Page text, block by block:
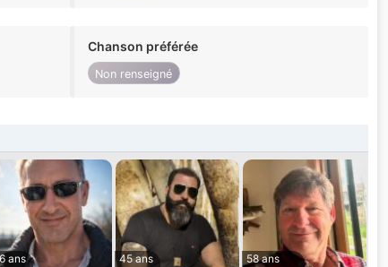
Chanson préférée
Non renseigné
ans
45 ans
58 ans